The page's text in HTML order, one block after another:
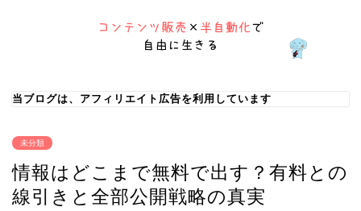
当ブログは、アフィリエイト広告を利用しています
未分類
情報はどこまで無料で出す？有料との
線引きと全部公開戦略の真実